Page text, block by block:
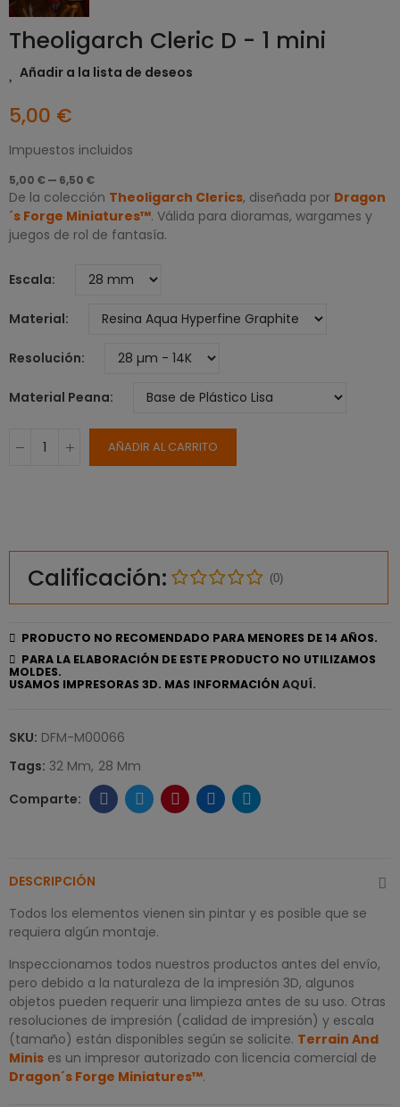
Theoligarch Cleric D - 1 mini
Añadir a la lista de deseos
5,00 €
Impuestos incluidos
5,00 € — 6,50 €
De la colección Theoligarch Clerics, diseñada por Dragon
´s Forge Miniatures™. Válida para dioramas, wargames y
juegos de rol de fantasía.
Escala
Material
Resolución
Material Peana
AÑADIR AL CARRITO
Calificación: (0)
PRODUCTO NO RECOMENDADO PARA MENORES DE 14 AÑOS.
PARA LA ELABORACIÓN DE ESTE PRODUCTO NO UTILIZAMOS
MOLDES.
USAMOS IMPRESORAS 3D. MAS INFORMACIÓN AQUÍ.
SKU: DFM-M00066
Tags: 32 Mm 28 Mm
DESCRIPCIÓN
Todos los elementos vienen sin pintar y es posible que se
requiera algún montaje.
Inspeccionamos todos nuestros productos antes del envío,
pero debido a la naturaleza de la impresión 3D, algunos
objetos pueden requerir una limpieza antes de su uso. Otras
resoluciones de impresión (calidad de impresión) y escala
(tamaño) están disponibles según se solicite. Terrain And
Minis es un impresor autorizado con licencia comercial de
Dragon´s Forge Miniatures™.